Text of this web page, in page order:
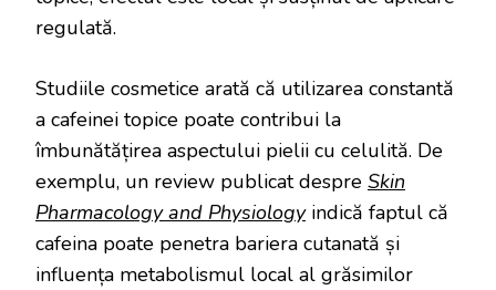
regulată.
Studiile cosmetice arată că utilizarea constantă
a cafeinei topice poate contribui la
îmbunătățirea aspectului pielii cu celulită. De
exemplu, un review publicat despre Skin
Pharmacology and Physiologyindică faptul că
cafeina poate penetra bariera cutanată și
influența metabolismul local al grăsimilor